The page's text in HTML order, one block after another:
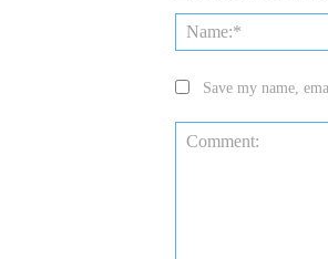
Save my name,